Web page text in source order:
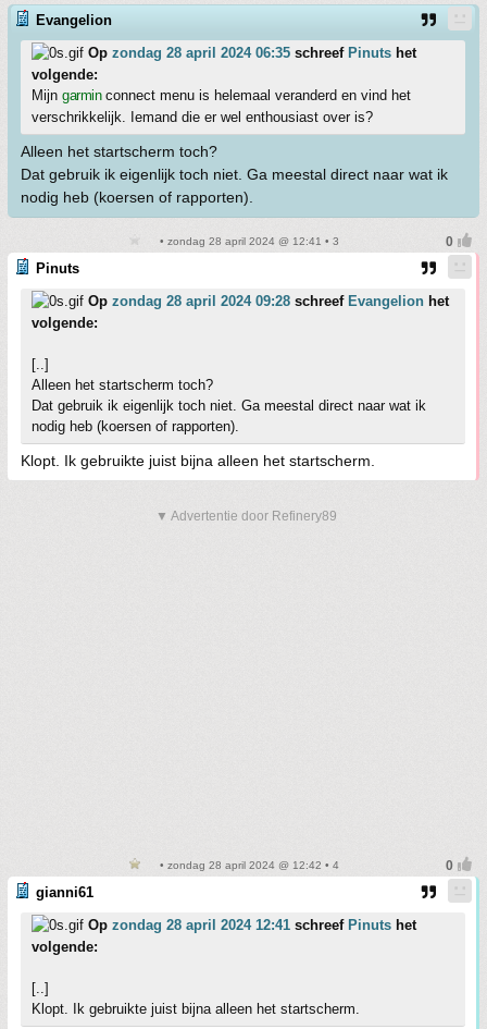
Evangelion
Op zondag 28 april 2024 06:35 schreef Pinuts het
volgende:
Mijn garminconnect menu is helemaal veranderd en vind het
verschrikkelijk. Iemand die er wel enthousiast over is?
Alleen het startscherm toch?
Dat gebruik ik eigenlijk toch niet. Ga meestal direct naar wat ik
nodig heb (koersen of rapporten).
• zondag 28 april 2024 @ 12:41 • 3
Pinuts
Op zondag 28 april 2024 09:28 schreef Evangelion het
volgende:
[..]
Alleen het startscherm toch?
Dat gebruik ik eigenlijk toch niet. Ga meestal direct naar wat ik
nodig heb (koersen of rapporten).
Klopt. Ik gebruikte juist bijna alleen het startscherm.
▼ Advertentie door Refinery89
• zondag 28 april 2024 @ 12:42 • 4
gianni61
Op zondag 28 april 2024 12:41 schreef Pinuts het
volgende:
[..]
Klopt. Ik gebruikte juist bijna alleen het startscherm.